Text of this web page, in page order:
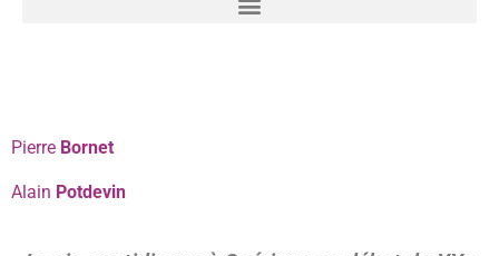
Pierre Bornet
Alain Potdevin